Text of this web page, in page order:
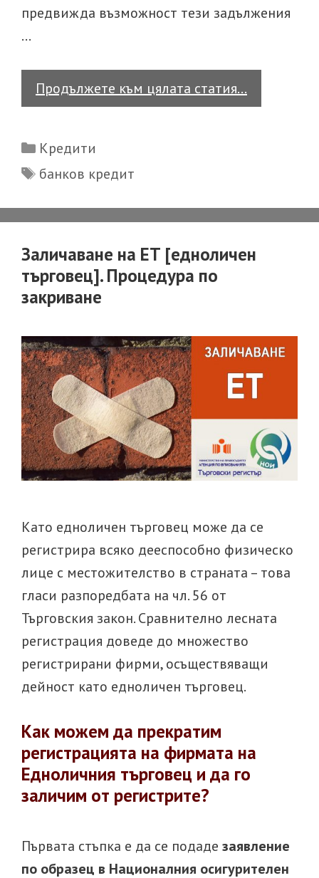
предвижда възможност тези задължения
…
Продължете към цялата статия…
ли
от
ЦКР
как?
[лошо
ЦКР]
Categories
Кредити
Tags
банков кредит
Заличаване на ЕТ [едноличен
търговец]. Процедура по
закриване
Като едноличен търговец може да се
регистрира всяко дееспособно физическо
лице с местожителство в страната – това
гласи разпоредбата на чл. 56 от
Търговския закон. Сравнително лесната
регистрация доведе до множество
регистрирани фирми, осъществяващи
дейност като едноличен търговец.
Как можем да прекратим
регистрацията на фирмата на
Едноличния търговец и да го
заличим от регистрите?
Първата стъпка е да се подаде заявление
по образец в Националния осигурителен